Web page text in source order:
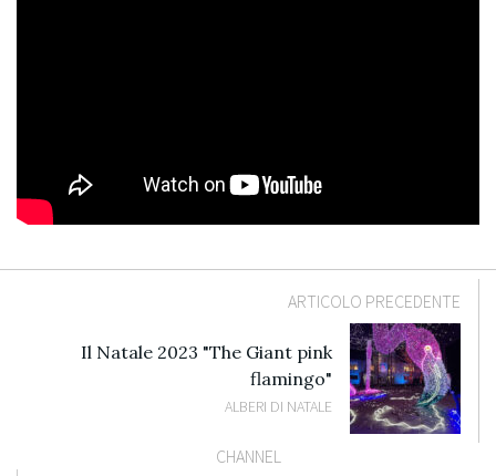
ARTICOLO PRECEDENTE
Il Natale 2023 "The Giant pink
flamingo"
ALBERI DI NATALE
CHANNEL